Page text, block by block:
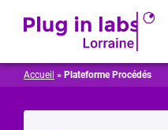
Accueil » Plateforme Procédés